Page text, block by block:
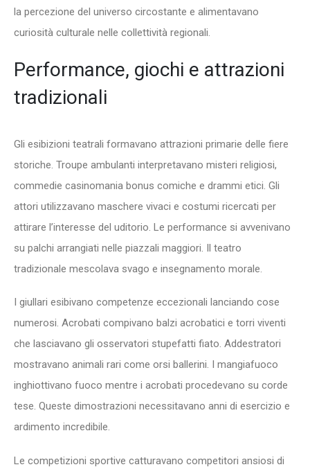
la percezione del universo circostante e alimentavano
curiosità culturale nelle collettività regionali.
Performance, giochi e attrazioni
tradizionali
Gli esibizioni teatrali formavano attrazioni primarie delle fiere
storiche. Troupe ambulanti interpretavano misteri religiosi,
commedie casinomania bonus comiche e drammi etici. Gli
attori utilizzavano maschere vivaci e costumi ricercati per
attirare l’interesse del uditorio. Le performance si avvenivano
su palchi arrangiati nelle piazzali maggiori. Il teatro
tradizionale mescolava svago e insegnamento morale.
I giullari esibivano competenze eccezionali lanciando cose
numerosi. Acrobati compivano balzi acrobatici e torri viventi
che lasciavano gli osservatori stupefatti fiato. Addestratori
mostravano animali rari come orsi ballerini. I mangiafuoco
inghiottivano fuoco mentre i acrobati procedevano su corde
tese. Queste dimostrazioni necessitavano anni di esercizio e
ardimento incredibile.
Le competizioni sportive catturavano competitori ansiosi di